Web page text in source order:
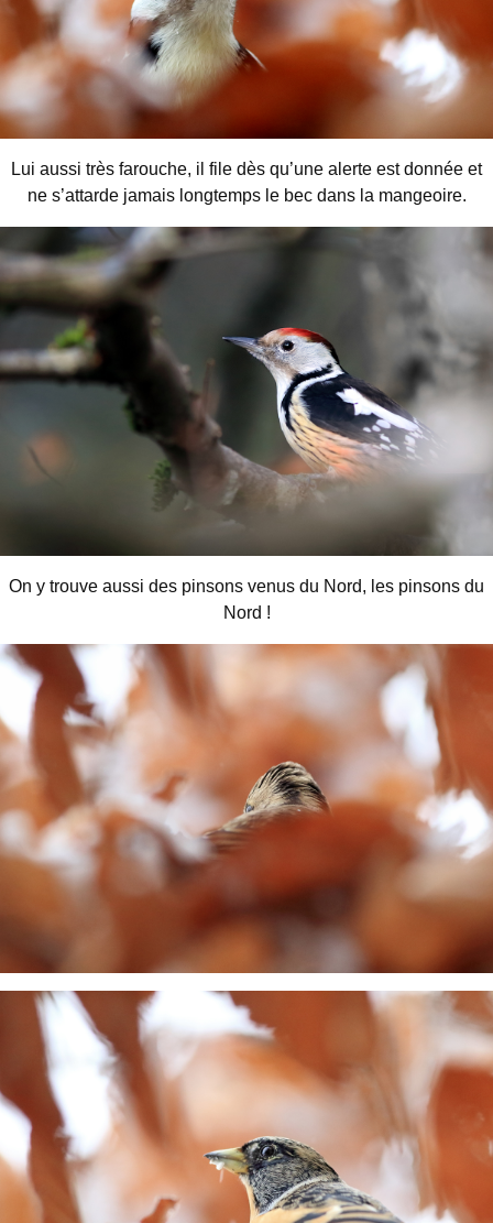
Lui aussi très farouche, il file dès qu’une alerte est donnée et
ne s’attarde jamais longtemps le bec dans la mangeoire.
On y trouve aussi des pinsons venus du Nord, les pinsons du
Nord !